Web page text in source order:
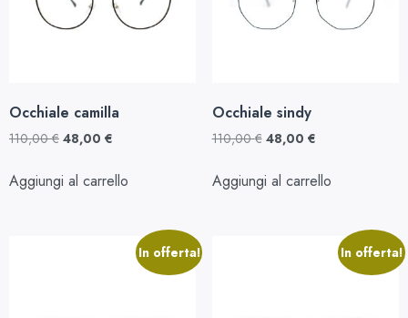
Occhiale camilla
110,00€ 48,00 €
Aggiungi al carrello
Occhiale sindy
110,00€ 48,00 €
Aggiungi al carrello
In offerta! In offerta!